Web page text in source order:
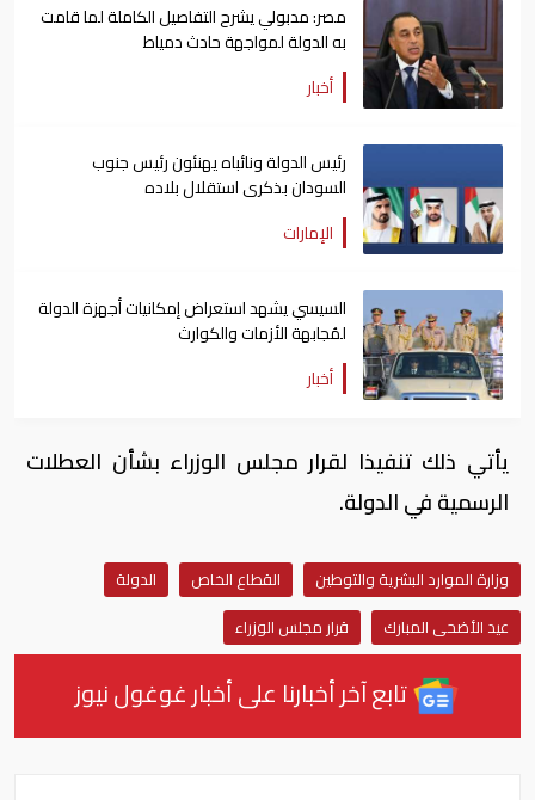
مصر: مدبولي يشرح التفاصيل الكاملة لما قامت
به الدولة لمواجهة حادث دمياط
أخبار
رئيس الدولة ونائباه يهنئون رئيس جنوب
السودان بذكرى استقلال بلاده
الإمارات
السيسي يشهد استعراض إمكانيات أجهزة الدولة
لمُجابهة الأزمات والكوارث
أخبار
يأتي ذلك تنفيذا لقرار مجلس الوزراء بشأن العطلات
الرسمية في الدولة.
وزارة الموارد البشرية والتوطين القطاع الخاص
الدولة
عيد الأضحى المبارك
قرار مجلس الوزراء
تابع آخر أخبارنا على أخبار غوغول نيوز